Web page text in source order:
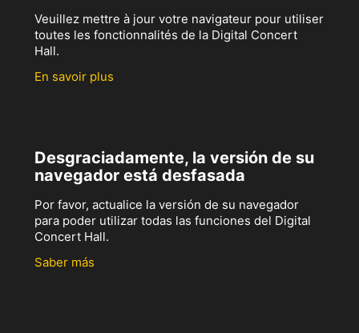
Veuillez mettre à jour votre navigateur pour utiliser
toutes les fonctionnalités de la Digital Concert
Hall.
En savoir plus
Desgraciadamente, la versión de su
navegador está desfasada
Por favor, actualice la versión de su navegador
para poder utilizar todas las funciones del Digital
Concert Hall.
Saber más